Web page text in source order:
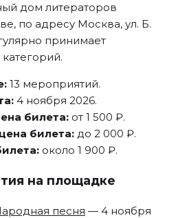
дом литераторов
по адресу Москва, ул. Б.
принимает
13 мероприятий.
4 ноября 2026.
билета:от 1 500 ₽.
билета:до 2 000 ₽.
около 1 900 ₽.
на площадке
песня — 4 ноября